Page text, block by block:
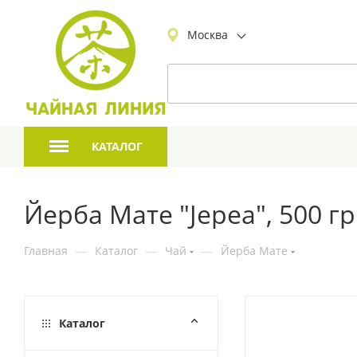
Москва
КАТАЛОГ
Йерба Мате "Jepea", 500
Главная — Каталог — Чай — Йерба Мате
Каталог